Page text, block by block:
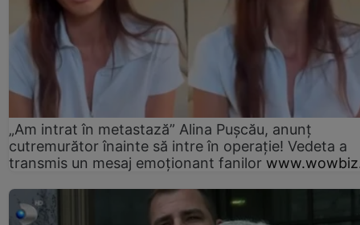
„Am intrat în metastază” Alina Pușcău, anunț
cutremurător înainte să intre în operație! Vedeta a
transmis un mesaj emoționant fanilor